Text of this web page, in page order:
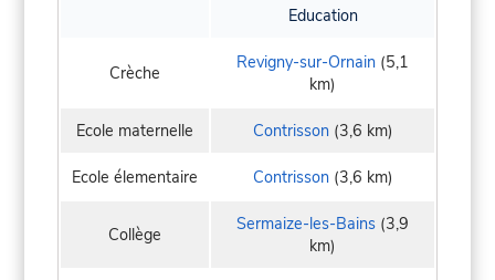
Education
Crèche Revigny-sur-Ornain (5,1
km)
Ecole maternelle Contrisson(3,6 km)
Ecole élementaire Contrisson(3,6 km)
Collège Sermaize-les-Bains (3,9
km)